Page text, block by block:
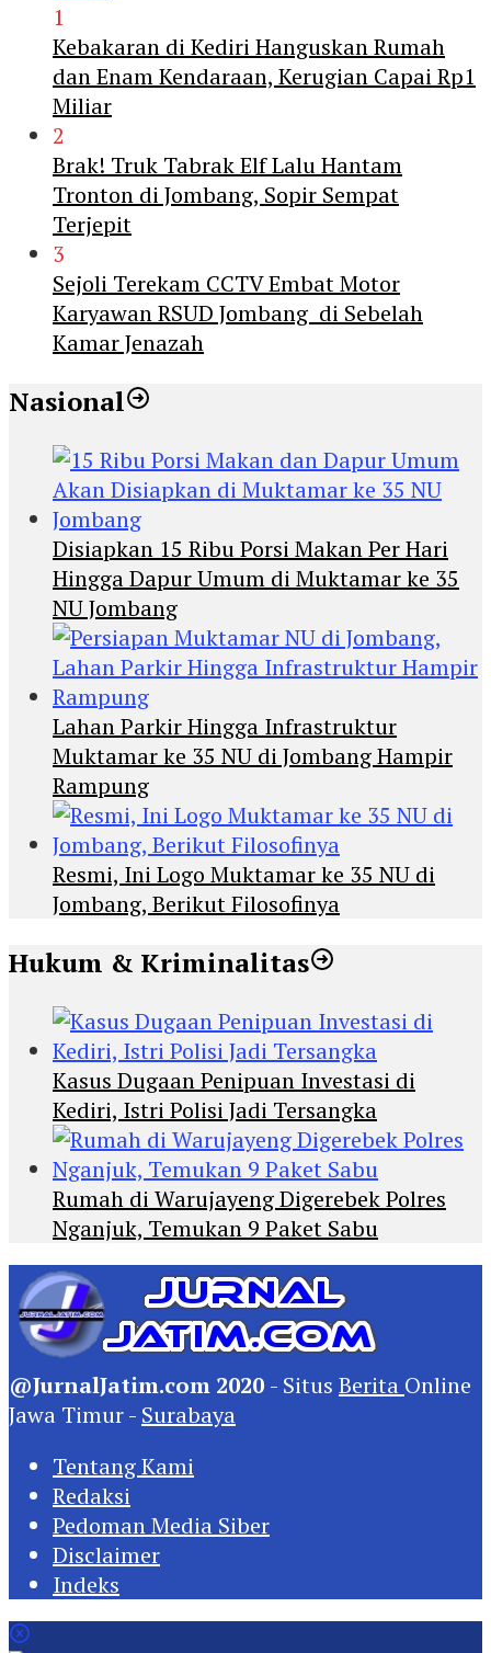
1
Kebakaran di Kediri Hanguskan Rumah
dan Enam Kendaraan, Kerugian Capai Rp1
Miliar
2
Brak! Truk Tabrak Elf Lalu Hantam
Tronton di Jombang, Sopir Sempat
Terjepit
3
Sejoli Terekam CCTV Embat Motor
Karyawan RSUD Jombang di Sebelah
Kamar Jenazah
Nasional
Disiapkan 15 Ribu Porsi Makan Per Hari
Hingga Dapur Umum di Muktamar ke 35
NU Jombang
Lahan Parkir Hingga Infrastruktur
Muktamar ke 35 NU di Jombang Hampir
Rampung
Resmi, Ini Logo Muktamar ke 35 NU di
Jombang, Berikut Filosofinya
Hukum & Kriminalitas
Kasus Dugaan Penipuan Investasi di
Kediri, Istri Polisi Jadi Tersangka
Rumah di Warujayeng Digerebek Polres
Nganjuk, Temukan 9 Paket Sabu
@JurnalJatim.com 2020 - Situs Berita Online
Jawa Timur - Surabaya
Tentang Kami
Redaksi
Pedoman Media Siber
Disclaimer
Indeks